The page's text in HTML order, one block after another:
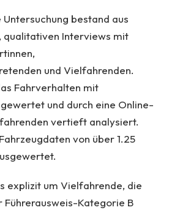
bestand aus
qualitativen Interviews mit
und Vielfahrenden.
Fahrverhalten mit
und durch eine Online-
vertieft analysiert.
von über 1.25
explizit um Vielfahrende, die
Führerausweis-Kategorie B